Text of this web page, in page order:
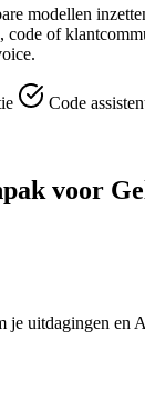
modellen
code of
Code
voor
je uitdagingen en